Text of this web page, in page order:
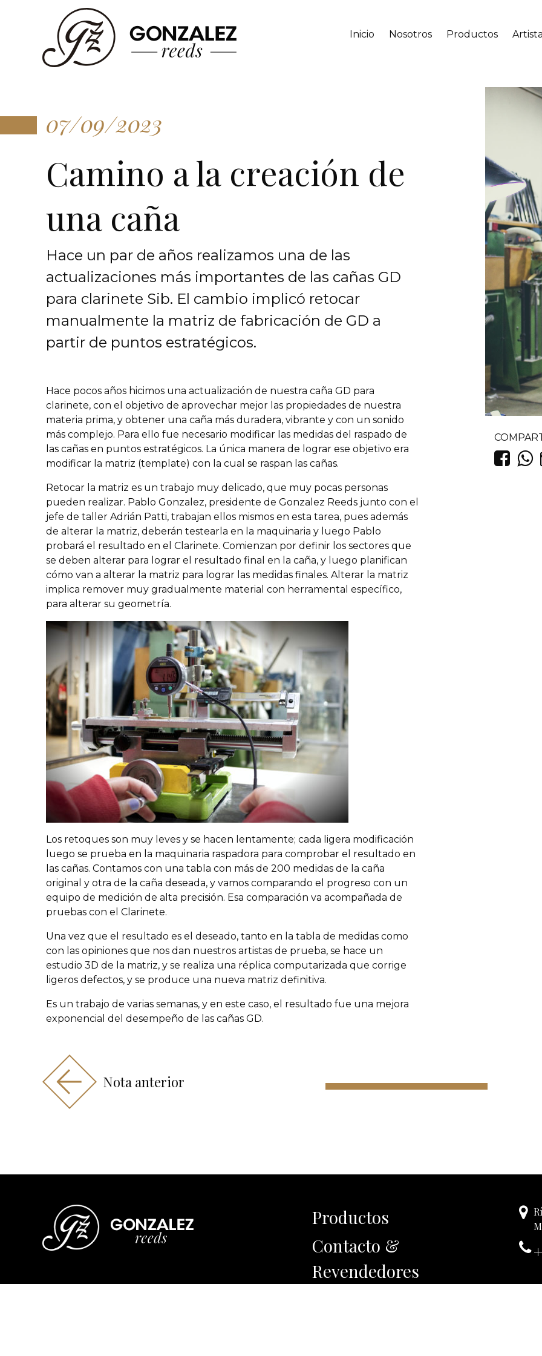
Inicio Nosotros Productos
07/09/2023
Camino a la creación de
una caña
Hace un par de años realizamos una de las
actualizaciones más importantes de las cañas GD
para clarinete Sib. El cambio implicó retocar
manualmente la matriz de fabricación de GD a
partir de puntos estratégicos.
Hace pocos años hicimos una actualización de nuestra caña GD para
clarinete, con el objetivo de aprovechar mejor las propiedades de nuestra
materia prima, y obtener una caña más duradera, vibrante y con un sonido
más complejo. Para ello fue necesario modificar las medidas del raspado de
las cañas en puntos estratégicos. La única manera de lograr ese objetivo era
modificar la matriz (template) con la cual se raspan las cañas.
Retocar la matriz es un trabajo muy delicado, que muy pocas personas
pueden realizar. Pablo Gonzalez, presidente de Gonzalez Reeds junto con el
jefe de taller Adrián Patti, trabajan ellos mismos en esta tarea, pues además
de alterar la matriz, deberán testearla en la maquinaria y luego Pablo
probará el resultado en el Clarinete. Comienzan por definir los sectores que
se deben alterar para lograr el resultado final en la caña, y luego planifican
cómo van a alterar la matriz para lograr las medidas finales. Alterar la matriz
implica remover muy gradualmente material con herramental específico,
para alterar su geometría.
Los retoques son muy leves y se hacen lentamente; cada ligera modificación
luego se prueba en la maquinaria raspadora para comprobar el resultado en
las cañas. Contamos con una tabla con más de 200 medidas de la caña
original y otra de la caña deseada, y vamos comparando el progreso con un
equipo de medición de alta precisión. Esa comparación va acompañada de
pruebas con el Clarinete.
Una vez que el resultado es el deseado, tanto en la tabla de medidas como
con las opiniones que nos dan nuestros artistas de prueba, se hace un
estudio 3D de la matriz, y se realiza una réplica computarizada que corrige
ligeros defectos, y se produce una nueva matriz definitiva.
Es un trabajo de varias semanas, y en este caso, el resultado fue una mejora
exponencial del desempeño de las cañas GD.
Nota anterior
Productos
Contacto &
Revendedores